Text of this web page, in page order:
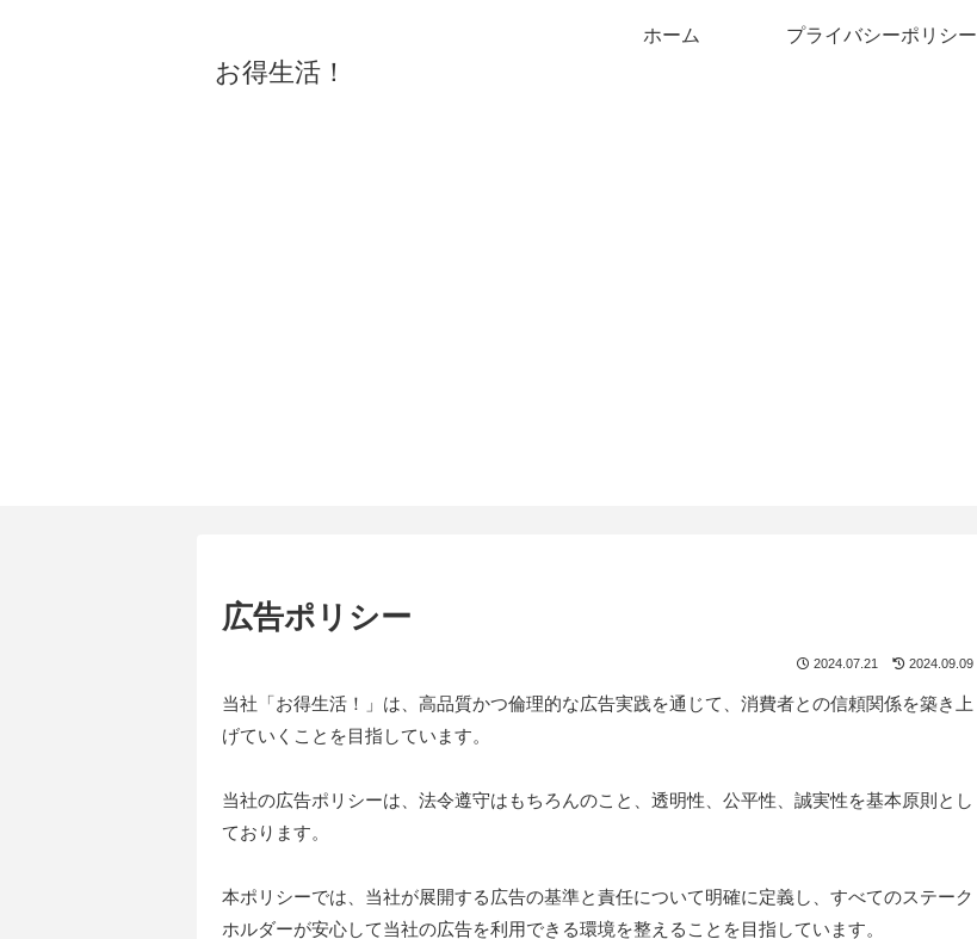
お得生活！
ホーム プライバシーポリシー
広告ポリシー
2024.07.21 2024.09.09
当社「お得生活！」は、高品質かつ倫理的な広告実践を通じて、消費者との信頼関係を築き上
げていくことを目指しています。
当社の広告ポリシーは、法令遵守はもちろんのこと、透明性、公平性、誠実性を基本原則とし
ております。
本ポリシーでは、当社が展開する広告の基準と責任について明確に定義し、すべてのステーク
ホルダーが安心して当社の広告を利用できる環境を整えることを目指しています。